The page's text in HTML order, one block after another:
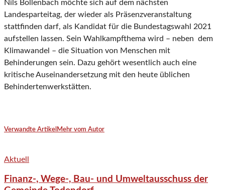
Nils Bollenbach möchte sich auf dem nächsten
Landesparteitag, der wieder als Präsenzveranstaltung
stattfinden darf, als Kandidat für die Bundestagswahl 2021
aufstellen lassen. Sein Wahlkampfthema wird – neben dem
Klimawandel – die Situation von Menschen mit
Behinderungen sein. Dazu gehört wesentlich auch eine
kritische Auseinandersetzung mit den heute üblichen
Behindertenwerkstätten.
Verwandte Artikel Mehr vom Autor
Aktuell
Finanz-, Wege-, Bau- und Umweltausschuss der